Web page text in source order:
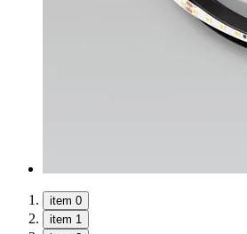
item 0
item 1